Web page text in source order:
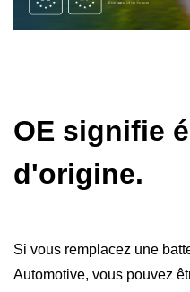
OE signifie
d'origine.
Si vous remplacez une
Automotive, vous pouvez